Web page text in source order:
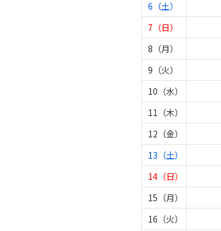
6（土）
7（日）
8（月）
9（火）
10（水）
11（木）
12（金）
13（土）
14（日）
15（月）
16（火）